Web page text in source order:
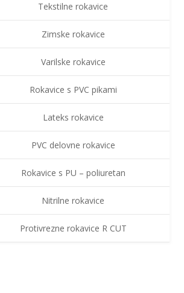
Tekstilne rokavice
Zimske rokavice
Varilske rokavice
Rokavice s PVC pikami
Lateks rokavice
PVC delovne rokavice
Rokavice s PU – poliuretan
Nitrilne rokavice
Protivrezne rokavice R CUT